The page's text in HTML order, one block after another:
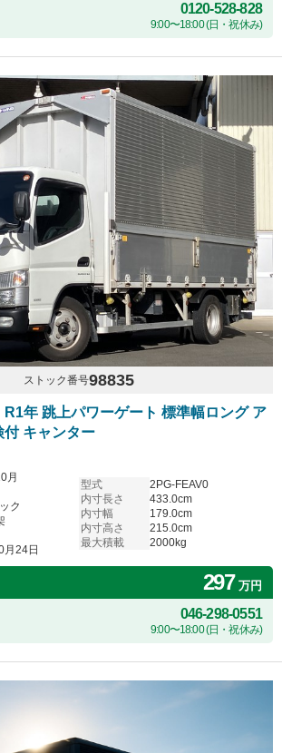
0120-528-828
9:00〜18:00 (日・祝休み)
ストック番号98835
R1年 跳上パワーゲート 標準幅ロング ア
付 キャンター
月
ク
月24日
型式
2PG-FEAV0
内寸長さ
433.0cm
内寸幅
179.0cm
内寸高さ
215.0cm
最大積載
2000kg
297 万円
046-298-0551
9:00〜18:00 (日・祝休み)